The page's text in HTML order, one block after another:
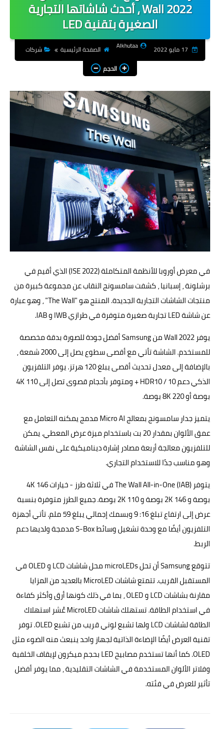
شروحات
هواتف
تطبيقات
العاب
انترنت
انظمة تشغيل
شركات
منوعات
المزيد
ابتكارات
حواسيب
الذكاءالاصطناعي
Wall 2022 ، أحدث شاشاتها التجارية
الصغيرة بتقنية LED
Alkhutaa الصفحة الرئيسية
شركات
الحجم
في معرض أوروبا للأنظمة المتكاملة (ISE 2022) الذي أقيم في
برشلونة ، إسبانيا ، كشفت سامسونج النقاب عن مجموعة كبيرة من
منتجات الشاشات التجارية الجديدة. المنتج هو "The Wall" ، وهو عبارة
عن شاشة LED تجارية صغيرة متوفرة في طرازي IWB و IAB.
يوفر Wall 2022 من Samsung أفضل جودة للصورة بدقة مخصصة
للمستخدم. الشاشة تأتي مع أقصى سطوع يصل إلى 2000 شمعة ،
بالإضافة إلى معدل تحديث أقصى يبلغ 120 هرتز. يوفر التلفزيون
الذكي دعم HDR10 / 10 + ومتوفر بأحجام قصوى تصل إلى 4K 110
بوصة أو 8K 220 بوصة.
يتميز جدار سامسونج بمعالج Micro AI مدمج يمكنه التعامل مع
عمق الألوان بمقدار 20 بت باستخدام ميزة عرض المعطي. يمكن
للتلفزيون معالجة أربعة مصادر إشارة ديناميكية على نفس الشاشة
وهو مناسب جدًا للاستخدام التجاري.
يتوفر The Wall All-in-One (IAB) في ثلاثة طرز - خيارات 4K 146
بوصة و 2K 146 بوصة و 2K 110 بوصة. جميع الطرز متوفرة بنسبة
عرض إلى ارتفاع تبلغ 16: 9 وبسمك إجمالي يبلغ 59 ملم. تأتي أجهزة
التلفزيون أيضًا مع وحدة تشغيل وسائط S-Box مدمجة ولديها دعم
الربط.
تتوقع Samsung أن تحل microLEDs محل شاشات LCD و OLED في
المستقبل القريب. تتمتع شاشات MicroLED بالعديد من المزايا
مقارنة بشاشات LCD و OLED ، بما في ذلك كونها أرق وأكثر كفاءة
في استخدام الطاقة. تستهلك شاشات MicroLED عُشر استهلاك
الطاقة لشاشات LCD ولها تشبع لوني قريب من تشبع OLED. توفر
تقنية العرض أيضًا الإضاءة الذاتية لجهاز واحد ينبعث منه الضوء مثل
OLED. كما أنها تستخدم مصابيح LED بحجم ميكرون لإيقاف الخلفية
وفلاتر الألوان المستخدمة في الشاشات التقليدية ، مما يوفر أفضل
تأثير للعرض في فئته.